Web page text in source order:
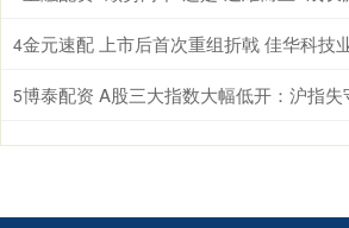
4金元速配 上市后首次重组折戟 佳华科技
5